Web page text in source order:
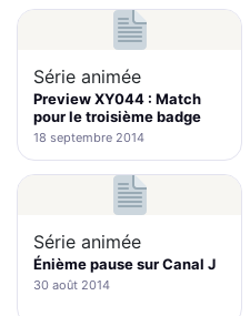
Série animée
Preview XY044 : Match
pour le troisième badge
18 septembre 2014
Série animée
Énième pause sur Canal J
30 août 2014